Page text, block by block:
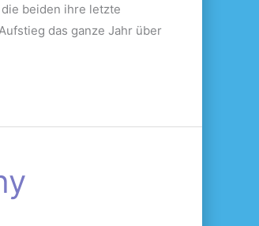
beiden ihre letzte
das ganze Jahr über